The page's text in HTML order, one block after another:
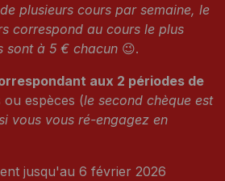
plusieurs cours par semaine, le
correspond au cours le plus
sont à 5 € chacun 😉.
aux 2 périodes de
ou espèces (le second chèque est
vous vous ré-engagez en
jusqu'au 6 février 2026